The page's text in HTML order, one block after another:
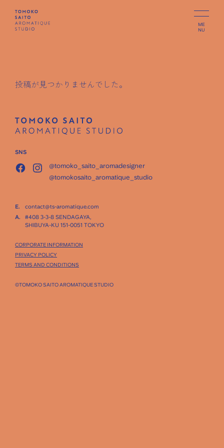
ME
NU
投稿が見つかりませんでした。
SNS
@tomoko_saito_aromadesigner
@tomokosaito_aromatique_studio
E.
contact@ts-aromatique.com
A.
#408 3-3-8 SENDAGAYA,
SHIBUYA-KU 151-0051 TOKYO
CORPORATE INFORMATION
PRIVACY POLICY
TERMS AND CONDITIONS
©TOMOKO SAITO AROMATIQUE STUDIO